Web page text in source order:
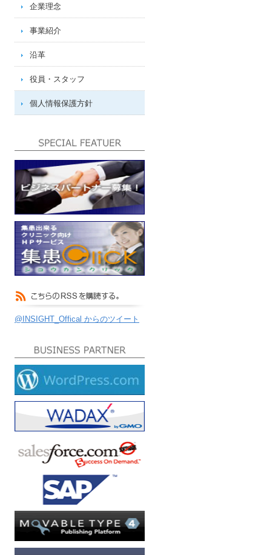
企業理念
事業紹介
沿革
役員・スタッフ
個人情報保護方針
@INSIGHT_Offical からのツイート